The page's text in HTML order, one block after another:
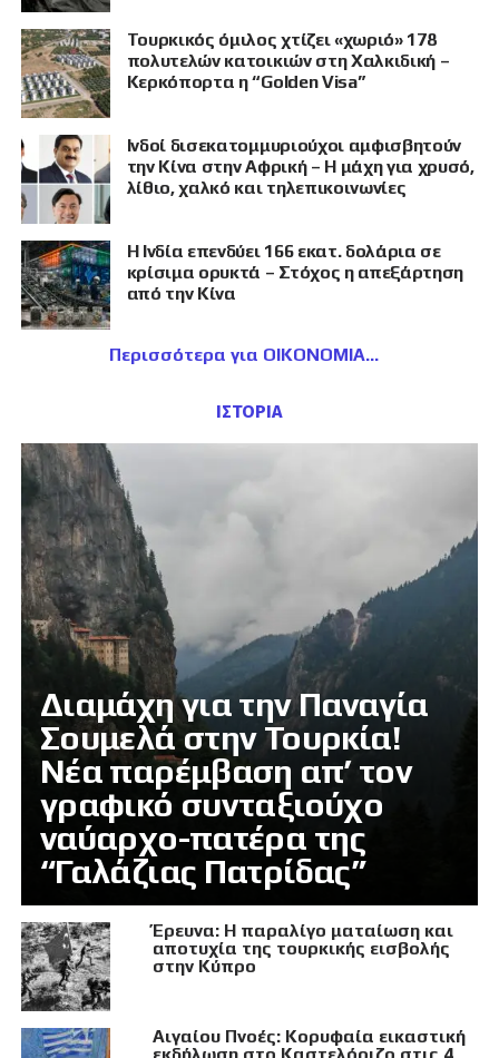
Τουρκικός όμιλος χτίζει «χωριό» 178
πολυτελών κατοικιών στη Χαλκιδική –
Κερκόπορτα η “Golden Visa”
Ινδοί δισεκατομμυριούχοι αμφισβητούν
την Κίνα στην Αφρική – Η μάχη για χρυσό,
λίθιο, χαλκό και τηλεπικοινωνίες
Η Ινδία επενδύει 166 εκατ. δολάρια σε
κρίσιμα ορυκτά – Στόχος η απεξάρτηση
από την Κίνα
Περισσότερα για ΟΙΚΟΝΟΜΙΑ
ΙΣΤΟΡΙΑ
Διαμάχη για την Παναγία
Σουμελά στην Τουρκία!
Νέα παρέμβαση απ’ τον
γραφικό συνταξιούχο
ναύαρχο-πατέρα της
“Γαλάζιας Πατρίδας”
Έρευνα: Η παραλίγο ματαίωση και
αποτυχία της τουρκικής εισβολής
στην Κύπρο
Αιγαίου Πνοές: Κορυφαία εικαστική